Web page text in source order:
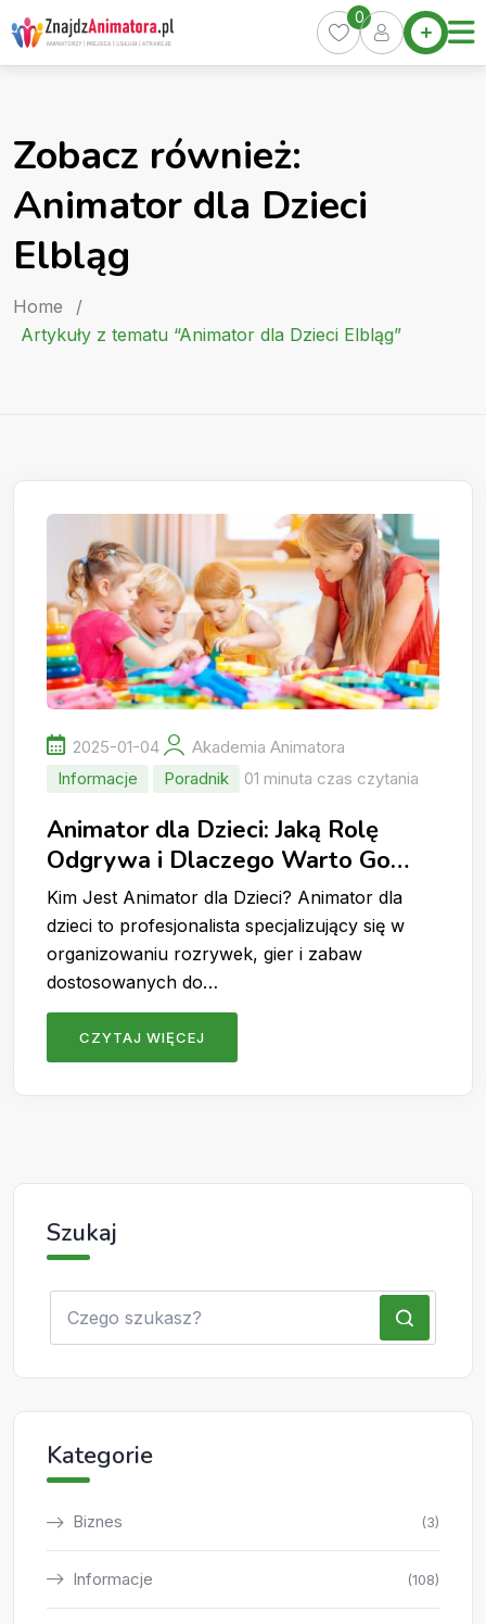
Skip
to
content
Home
Oferty
Kurs
0
Zobacz również:
Animator dla Dzieci
Elbląg
Home
/
Artykuły z tematu “Animator dla Dzieci Elbląg”
2025-01-04
Akademia Animatora
Informacje
Poradnik 01 minuta czas czytania
Animator dla Dzieci: Jaką Rolę
Odgrywa i Dlaczego Warto Go
Wynająć?
Kim Jest Animator dla Dzieci? Animator dla
dzieci to profesjonalista specjalizujący się w
organizowaniu rozrywek, gier i zabaw
dostosowanych do…
CZYTAJ WIĘCEJ
Szukaj
Kategorie
Biznes (3)
Informacje (108)